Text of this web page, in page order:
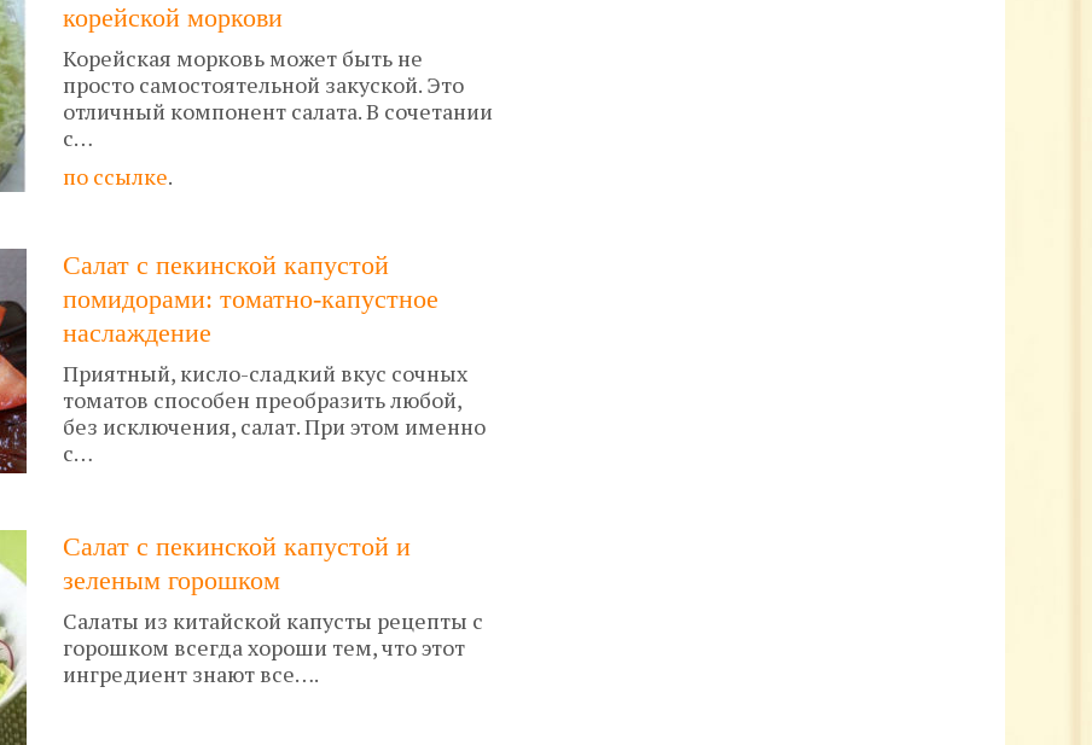
корейской моркови
Корейская морковь может быть не
просто самостоятельной закуской. Это
отличный компонент салата. В сочетании
с…
по ссылке.
Салат с пекинской капустой
помидорами: томатно-капустное
наслаждение
Приятный, кисло-сладкий вкус сочных
томатов способен преобразить любой,
без исключения, салат. При этом именно
с…
Салат с пекинской капустой и
зеленым горошком
Салаты из китайской капусты рецепты с
горошком всегда хороши тем, что этот
ингредиент знают все….